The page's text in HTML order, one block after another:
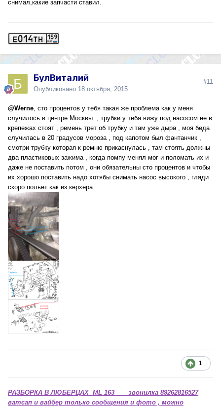
снимал,какие запчасти ставил.
БулВиталий
Опубликовано 18 октября, 2015
#11
@Werne, сто процентов у тебя такая же проблема как у меня
случилось в центре Москвы , трубки у тебя вижу под насосом не в
крепежах стоят , ремень трет об трубку и там уже дыра , моя беда
случилась в 20 градусов мороза , под капотом был фантанчик ,
смотри трубку которая к ремню прикаснулась , там стоять должны
два пластиковых зажима , когда помпу менял мог и поломать их и
даже не поставить потом , они обязательны сто процентов и чтобы
их хорошо поставить надо хотябы снимать насос высокого , гляди
скоро польет как из керхера
1
РАЗБОРКА В ЛЮБЕРЦАХ ML 163 звонилка 89262816527
ватсап и вайбер только сообщения и фото , можно